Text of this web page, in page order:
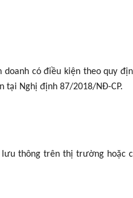
doanh có điều kiện theo quy
tại Nghị định 87/2018/NĐ-CP.
lưu thông trên thị trường hoặc